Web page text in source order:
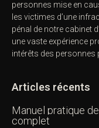
personnes mise en
les victimes d’une
pénal de notre cabinet
une vaste expérience
intérêts des personnes
Articles récents
Manuel pratique
complet